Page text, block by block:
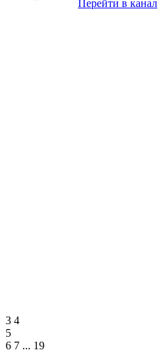
Перейти в канал
3 4
5
6 7 ... 19